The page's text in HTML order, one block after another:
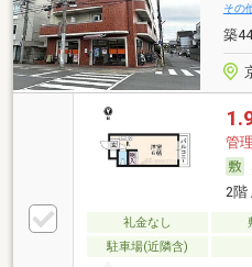
その
築
管
2階
礼金なし
駐車場(近隣含)